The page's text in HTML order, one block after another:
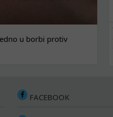
u borbi protiv
FACEBOOK